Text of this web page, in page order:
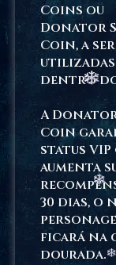
Coins ou
Donator
Coin, a
utilizadas
dentro
A
Coin
status VIP
aumenta
30 dias, o
ficará na
dourada.